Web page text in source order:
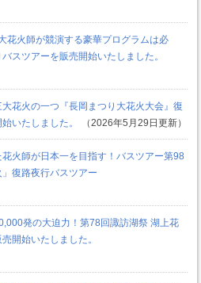
花火師が競演する豪華プログラムは必
スツアーを販売開始いたしました。
大花火の一つ『長岡まつり大花火大会』復
いたしました。
（2026年5月29日更新）
花火師が日本一を目指す！バスツアー第98
復路夜行バスツアー
発の大迫力！第78回諏訪湖祭 湖上花
開始いたしました。